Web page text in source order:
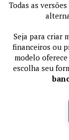
Todas as
Seja para criar
financeiros ou
modelo
escolha seu